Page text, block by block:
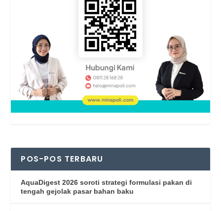
POS-POS TERBARU
AquaDigest 2026 soroti strategi formulasi pakan di
tengah gejolak pasar bahan baku